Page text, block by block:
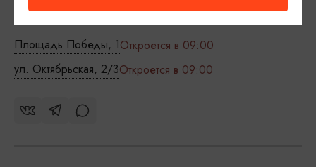
Площадь Победы, 1Откроется в 09:00
ул. Октябрьская, 2/3Откроется в 09:00
info@visit-kaliningrad.ru